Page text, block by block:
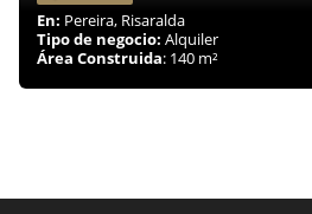
En: Pereira, Risaralda
Tipo de negocio: Alquiler
Área Construida: 140 m²